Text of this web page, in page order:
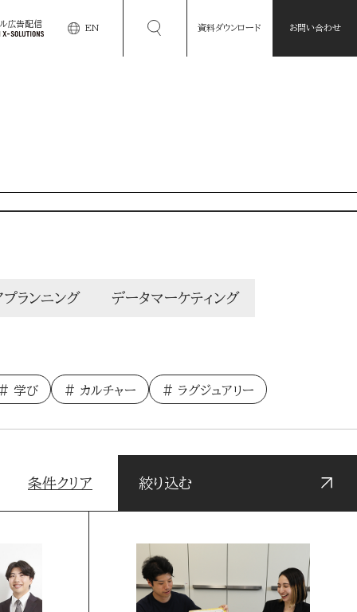
広告配信 EN 資料ダウンロード お問い合わせ
プランニング データマーケティング
学び カルチャー ラグジュアリー
条件クリア 絞り込む